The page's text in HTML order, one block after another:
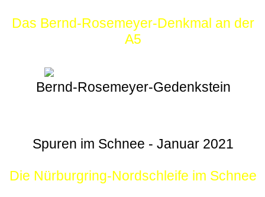
Das Bernd-Rosemeyer-Denkmal an der
A5
Bernd-Rosemeyer-Gedenkstein
Spuren im Schnee - Januar 2021
Die Nürburgring-Nordschleife im Schnee